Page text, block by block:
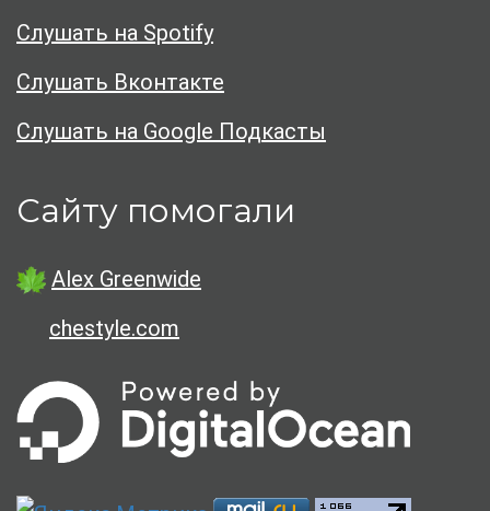
Слушать на Spotify
Слушать Вконтакте
Слушать на Google Подкасты
Сайту помогали
Alex Greenwide
chestyle.com